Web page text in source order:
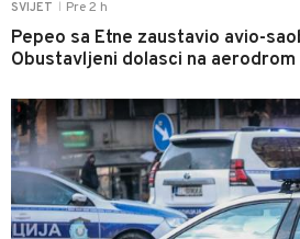
SVIJET Pre 2 h
Pepeo sa Etne zaustavio avio-
Obustavljeni dolasci na aerodrom